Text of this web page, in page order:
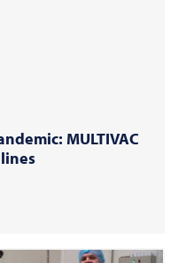
MULTIVAC